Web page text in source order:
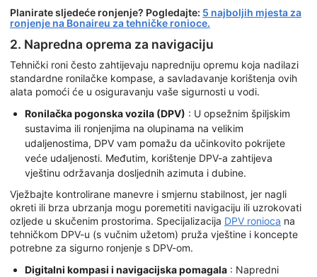
Planirate sljedeće ronjenje? Pogledajte: 5 najboljih mjesta za
ronjenje na Bonaireu za tehničke ronioce.
2. Napredna oprema za navigaciju
Tehnički roni često zahtijevaju napredniju opremu koja nadilazi
standardne ronilačke kompase, a savladavanje korištenja ovih
alata pomoći će u osiguravanju vaše sigurnosti u vodi.
Ronilačka pogonska vozila (DPV) : U opsežnim špiljskim
sustavima ili ronjenjima na olupinama na velikim
udaljenostima, DPV vam pomažu da učinkovito pokrijete
veće udaljenosti. Međutim, korištenje DPV-a zahtijeva
vještinu održavanja dosljednih azimuta i dubine.
Vježbajte kontrolirane manevre i smjernu stabilnost, jer nagli
okreti ili brza ubrzanja mogu poremetiti navigaciju ili uzrokovati
ozljede u skučenim prostorima. Specijalizacija DPV ronioca na
tehničkom DPV-u (s vučnim užetom) pruža vještine i koncepte
potrebne za sigurno ronjenje s DPV-om.
Digitalni kompasi i navigacijska pomagala : Napredni